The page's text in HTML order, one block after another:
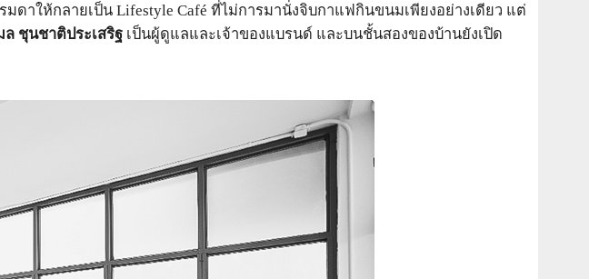
าให้กลายเป็น Lifestyle Café ที่ไม่การมานั่งจิบกาแฟกินขนมเพียงอย่างเดียว แต่
ชุนชาติประเสริฐ เป็นผู้ดูแลและเจ้าของแบรนด์ และบนชั้นสองของบ้านยังเปิด